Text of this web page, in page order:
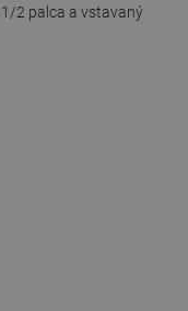
2 palca a vstavaný